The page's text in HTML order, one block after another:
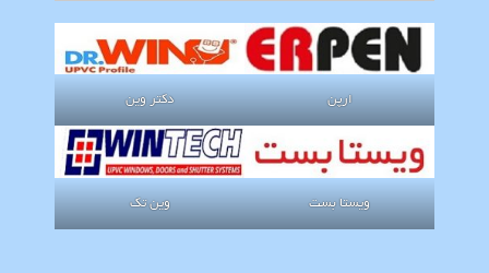
ارپن دکتر وین
ویستا بست وین تک